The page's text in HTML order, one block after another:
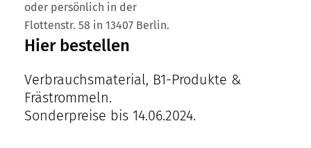
oder persönlich in der
Flottenstr. 58 in 13407 Berlin.
Hier bestellen
Verbrauchsmaterial, B1-Produkte &
Frästrommeln.
Sonderpreise bis 14.06.2024.